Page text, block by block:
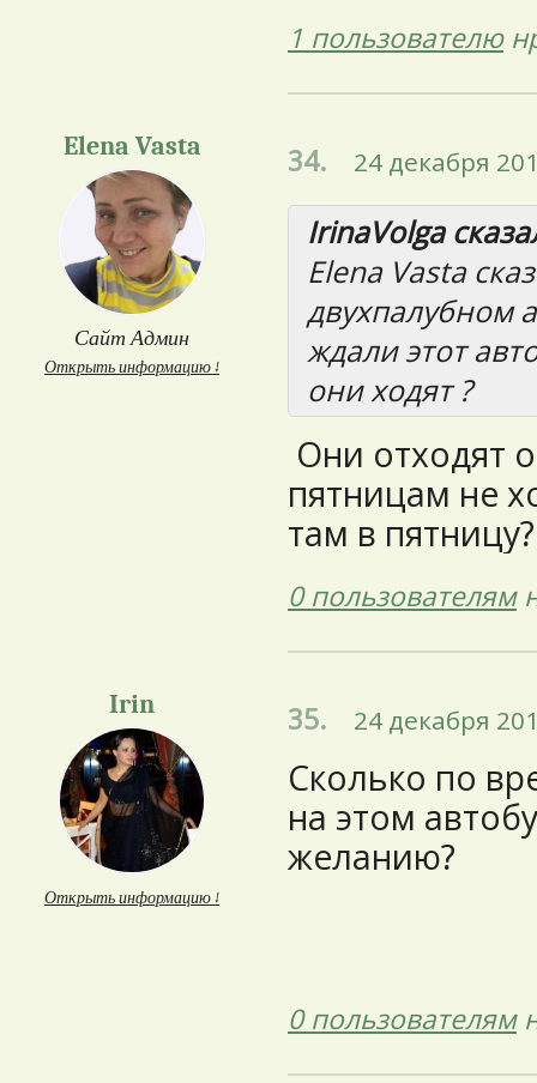
1 пользователю
Elena Vasta
Сайт Админ
Открыть информацию ↓
34. 24 декабря
IrinaVolga
Elena Vasta
двухпалубном
ждали этот
они ходят ?
Они отходят
пятницам не
там в пятницу?
0 пользователям
Irin
Открыть информацию ↓
35. 24 декабря
Сколько по
на этом
желанию?
0 пользователям